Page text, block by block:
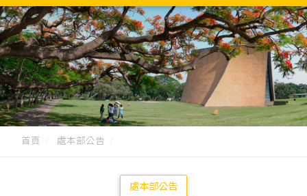
首頁 處本部公告
處本部公告